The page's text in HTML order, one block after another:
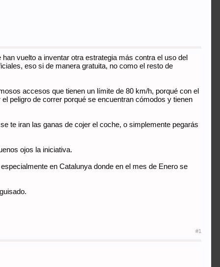
vuelto a inventar otra estrategia más contra el uso del
eso si de manera gratuita, no como el resto de
accesos que tienen un límite de 80 km/h, porqué con el
peligro de correr porqué se encuentran cómodos y tienen
te iran las ganas de cojer el coche, o simplemente pegarás
ojos la iniciativa.
en Catalunya donde en el mes de Enero se
#1